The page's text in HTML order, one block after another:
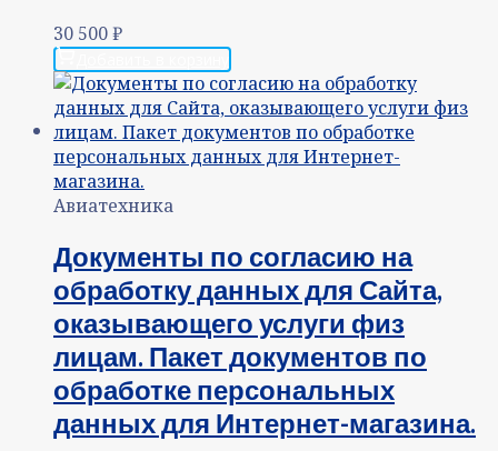
30 500₽
Авиатехника
Документы по согласию на
обработку данных для Сайта,
оказывающего услуги физ
лицам. Пакет документов по
обработке персональных
данных для Интернет-магазина.